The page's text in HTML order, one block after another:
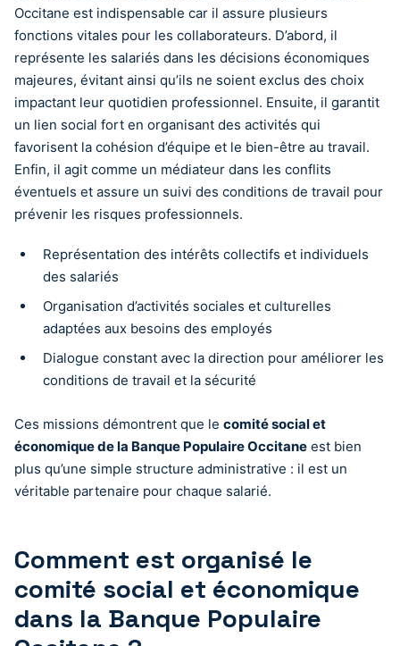
Occitane est indispensable car il assure plusieurs
fonctions vitales pour les collaborateurs. D’abord, il
représente les salariés dans les décisions économiques
majeures, évitant ainsi qu’ils ne soient exclus des choix
impactant leur quotidien professionnel. Ensuite, il garantit
un lien social fort en organisant des activités qui
favorisent la cohésion d’équipe et le bien-être au travail.
Enfin, il agit comme un médiateur dans les conflits
éventuels et assure un suivi des conditions de travail pour
prévenir les risques professionnels.
Représentation des intérêts collectifs et individuels
des salariés
Organisation d’activités sociales et culturelles
adaptées aux besoins des employés
Dialogue constant avec la direction pour améliorer les
conditions de travail et la sécurité
Ces missions démontrent que le comité social et
économique de la Banque Populaire Occitane est bien
plus qu’une simple structure administrative : il est un
véritable partenaire pour chaque salarié.
Comment est organisé le
comité social et économique
dans la Banque Populaire